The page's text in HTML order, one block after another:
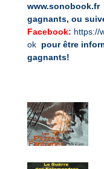
www.sonobook.fr
gagnants, ou
Facebook: https://
okpour être
gagnants!